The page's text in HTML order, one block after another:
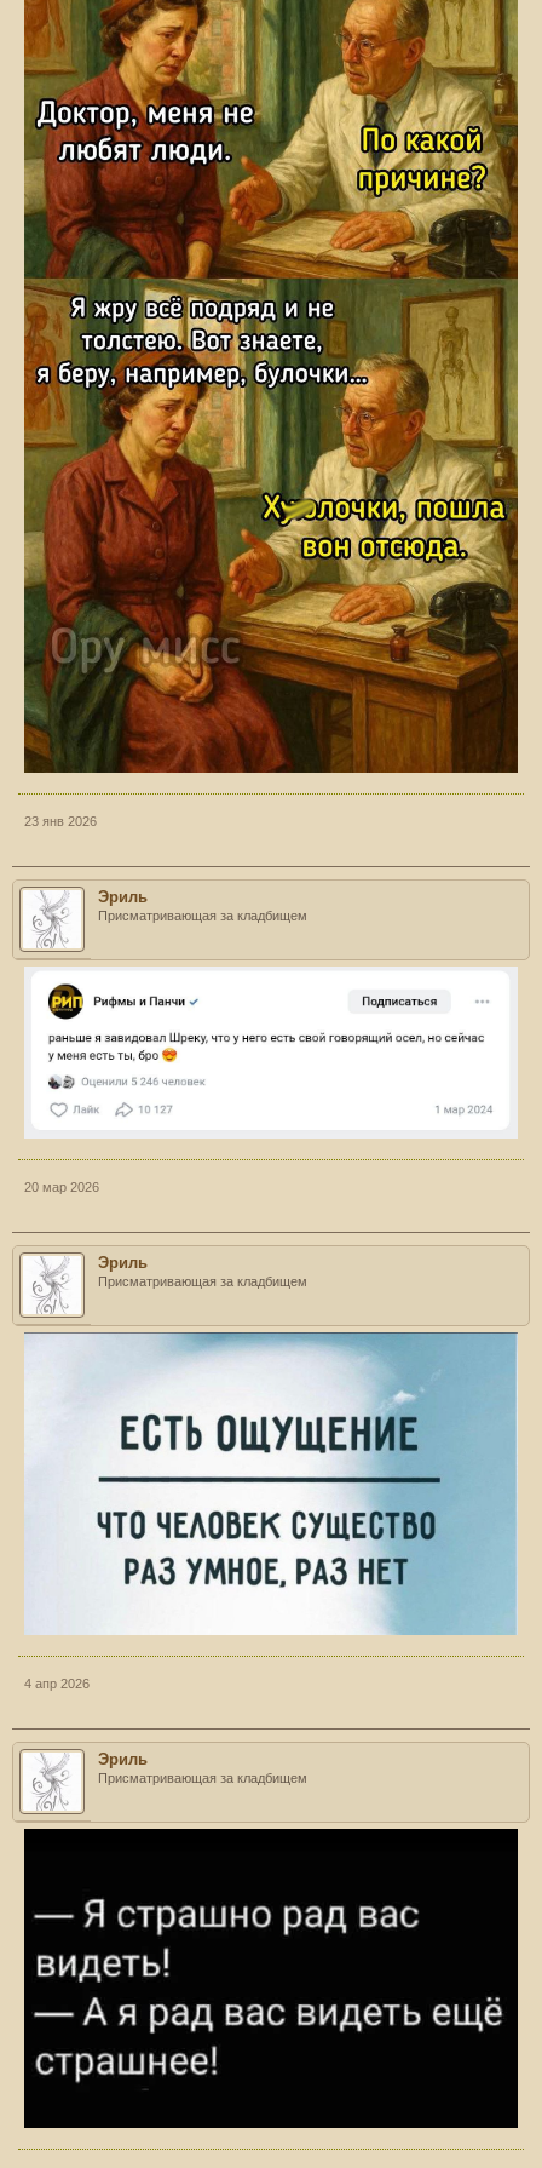
23 янв 2026
Эриль
Присматривающая за кладбищем
20 мар 2026
Эриль
Присматривающая за кладбищем
4 апр 2026
Эриль
Присматривающая за кладбищем